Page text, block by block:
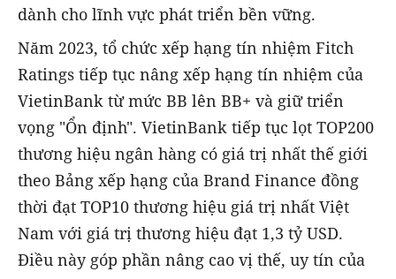
dành cho lĩnh vực phát triển bền vững.
Năm 2023, tổ chức xếp hạng tín nhiệm Fitch
Ratings tiếp tục nâng xếp hạng tín nhiệm của
VietinBank từ mức BB lên BB+ và giữ triển
vọng "Ổn định". VietinBank tiếp tục lọt TOP200
thương hiệu ngân hàng có giá trị nhất thế giới
theo Bảng xếp hạng của Brand Finance đồng
thời đạt TOP10 thương hiệu giá trị nhất Việt
Nam với giá trị thương hiệu đạt 1,3 tỷ USD.
Điều này góp phần nâng cao vị thế, uy tín của